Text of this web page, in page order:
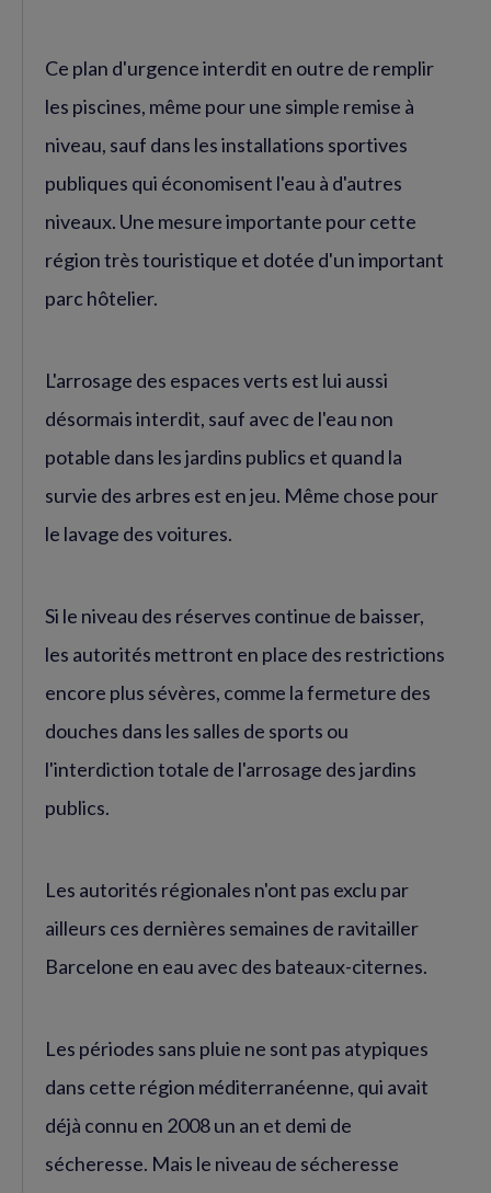
Ce plan d'urgence interdit en outre de remplir
les piscines, même pour une simple remise à
niveau, sauf dans les installations sportives
publiques qui économisent l'eau à d'autres
niveaux. Une mesure importante pour cette
région très touristique et dotée d'un important
parc hôtelier.
L'arrosage des espaces verts est lui aussi
désormais interdit, sauf avec de l'eau non
potable dans les jardins publics et quand la
survie des arbres est en jeu. Même chose pour
le lavage des voitures.
Si le niveau des réserves continue de baisser,
les autorités mettront en place des restrictions
encore plus sévères, comme la fermeture des
douches dans les salles de sports ou
l'interdiction totale de l'arrosage des jardins
publics.
Les autorités régionales n'ont pas exclu par
ailleurs ces dernières semaines de ravitailler
Barcelone en eau avec des bateaux-citernes.
Les périodes sans pluie ne sont pas atypiques
dans cette région méditerranéenne, qui avait
déjà connu en 2008 un an et demi de
sécheresse. Mais le niveau de sécheresse